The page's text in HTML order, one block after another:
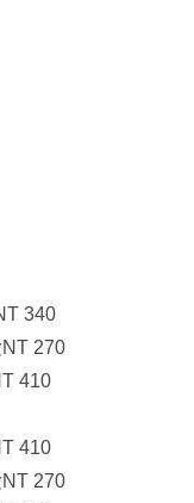
340
270
410
410
270